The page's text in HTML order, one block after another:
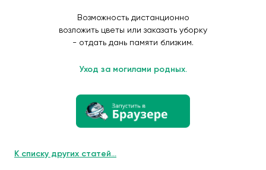
Возможность дистанционно
возложить цветы или заказать уборку
- отдать дань памяти близким.
Уход за могилами родных.
К списку других статей...